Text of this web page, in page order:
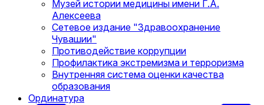
Музей истории медицины имени Г.А.
Алексеева
Сетевое издание "Здравоохранение
Чувашии"
Противодействие коррупции
Профилактика экстремизма и терроризма
Внутренняя система оценки качества
образования
Ординатура